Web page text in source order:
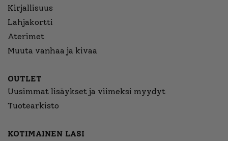
Kirjallisuus
Lahjakortti
Aterimet
Muuta vanhaa ja kivaa
OUTLET
Uusimmat lisäykset ja viimeksi myydyt
Tuotearkisto
KOTIMAINEN LASI